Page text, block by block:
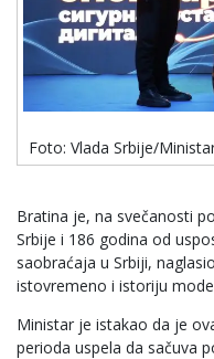
Foto: Vlada Srbije/
Bratina je, na svečanosti
Srbije i 186 godina od
saobraćaja u Srbiji,
istovremeno i istoriju
Ministar je istakao da je
perioda uspela da sačuva